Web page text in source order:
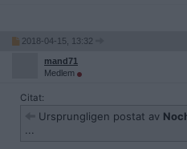
2018-04-15, 13:32
mand71
Medlem
Citat:
Ursprungligen postat av